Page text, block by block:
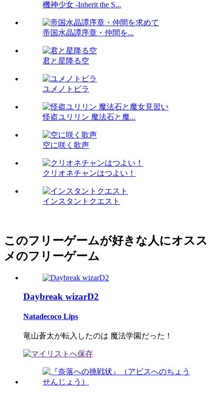
機神少女 -Inherit the S...
帝国水晶譚序章・仲間を...
君と星降る空
ユメノトビラ
怪盗ユリリン 魔法石と魔...
空に咲く歌声
クリオネチャンはつよい！
インスタントクエスト
このフリーゲームが好きな人にオスス
メのフリーゲーム
Daybreak wizarD2
Natadecoco Lips
竜山蒼太が転入したのは 魔法学園だった！